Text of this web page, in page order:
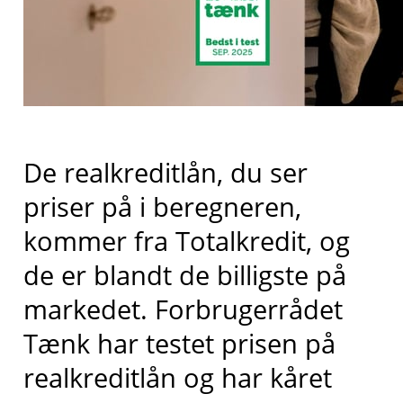
De realkreditlån, du ser
priser på i beregneren,
kommer fra Totalkredit, og
de er blandt de billigste på
markedet. Forbrugerrådet
Tænk har testet prisen på
realkreditlån og har kåret